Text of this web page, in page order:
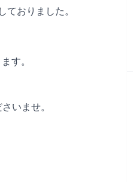
おりました。
す。
いませ。